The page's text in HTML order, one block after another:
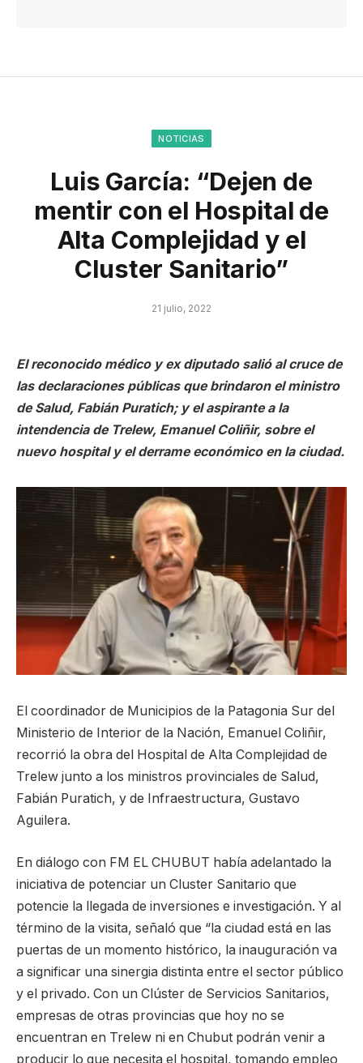
NOTICIAS
Luis García: “Dejen de
mentir con el Hospital de
Alta Complejidad y el
Cluster Sanitario”
21 julio, 2022
El reconocido médico y ex diputado salió al cruce de
las declaraciones públicas que brindaron el ministro
de Salud, Fabián Puratich; y el aspirante a la
intendencia de Trelew, Emanuel Coliñir, sobre el
nuevo hospital y el derrame económico en la ciudad.
El coordinador de Municipios de la Patagonia Sur del
Ministerio de Interior de la Nación, Emanuel Coliñir,
recorrió la obra del Hospital de Alta Complejidad de
Trelew junto a los ministros provinciales de Salud,
Fabián Puratich, y de Infraestructura, Gustavo
Aguilera.
En diálogo con FM EL CHUBUT había adelantado la
iniciativa de potenciar un Cluster Sanitario que
potencie la llegada de inversiones e investigación. Y al
término de la visita, señaló que “la ciudad está en las
puertas de un momento histórico, la inauguración va
a significar una sinergia distinta entre el sector público
y el privado. Con un Clúster de Servicios Sanitarios,
empresas de otras provincias que hoy no se
encuentran en Trelew ni en Chubut podrán venir a
producir lo que necesita el hospital, tomando empleo